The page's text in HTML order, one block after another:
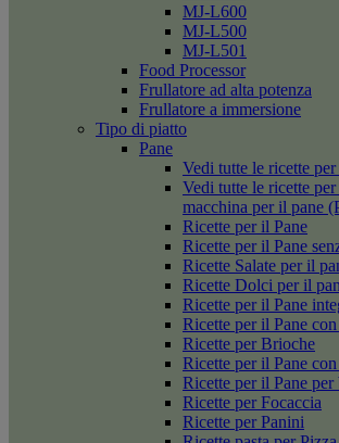
MJ-L600
MJ-L500
MJ-L501
Food Processor
Frullatore ad alta potenza
Frullatore a immersione
Tipo di piatto
Pane
Vedi tutte le ricette
Vedi tutte le ricette
macchina per il pane
Ricette per il Pane
Ricette per il Pane
Ricette Salate per il
Ricette Dolci per il
Ricette per il Pane
Ricette per il Pane
Ricette per Brioche
Ricette per il Pane
Ricette per il Pane per
Ricette per Focaccia
Ricette per Panini